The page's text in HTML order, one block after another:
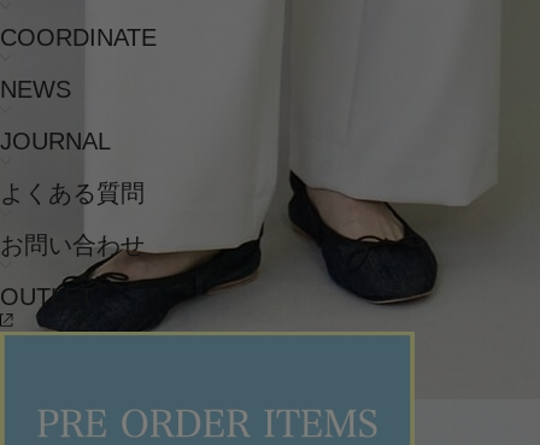
COORDINATE
NEWS
JOURNAL
よくある質問
お問い合わせ
OUTLET